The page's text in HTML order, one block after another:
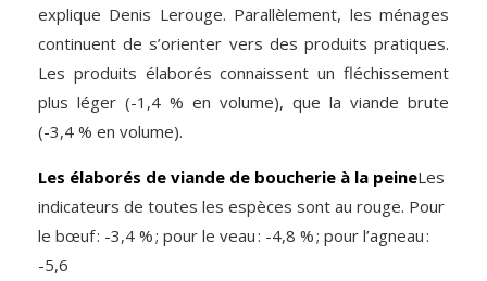
explique Denis Lerouge. Parallèlement, les ménages
continuent de s’orienter vers des produits pratiques.
Les produits élaborés connaissent un fléchissement
plus léger (-1,4 % en volume), que la viande brute
(-3,4 % en volume).
Les élaborés de viande de boucherie à la peineLes
indicateurs de toutes les espèces sont au rouge. Pour
le bœuf : -3,4 % ; pour le veau : -4,8 % ; pour l’agneau :
-5,6